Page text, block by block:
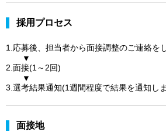
採用プロセス
1.応募後、担当者から面接調整のご連絡を
▼
2.面接(1～2回)
▼
3.選考結果通知(1週間程度で結果を通知し
面接地